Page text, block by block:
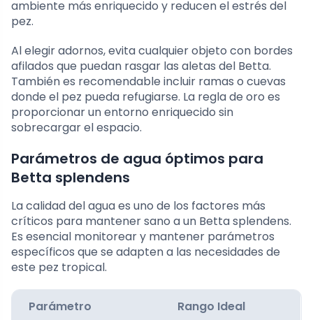
ambiente más enriquecido y reducen el estrés del
pez.
Al elegir adornos, evita cualquier objeto con bordes
afilados que puedan rasgar las aletas del Betta.
También es recomendable incluir ramas o cuevas
donde el pez pueda refugiarse. La regla de oro es
proporcionar un entorno enriquecido sin
sobrecargar el espacio.
Parámetros de agua óptimos para
Betta splendens
La calidad del agua es uno de los factores más
críticos para mantener sano a un Betta splendens.
Es esencial monitorear y mantener parámetros
específicos que se adapten a las necesidades de
este pez tropical.
Parámetro Rango Ideal